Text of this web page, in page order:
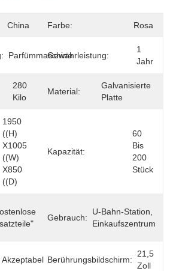
China Farbe: Rosa
ParfümmaschineGewährleistung:
1
Jahr
280
Kilo
Material:
Galvanisierte
Platte
1950
((H)
X1005
((W)
X850
((D)
Kapazität:
60
Bis
200
Stück
Gebrauch:
U-Bahn-Station,
Einkaufszentrum
Akzeptabel Berührungsbildschirm:
21,5
Zoll